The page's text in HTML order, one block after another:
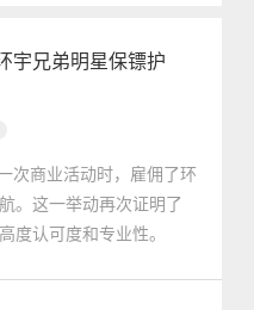
宇兄弟明星保镖护
次商业活动时，雇佣了环
。这一举动再次证明了
度认可度和专业性。